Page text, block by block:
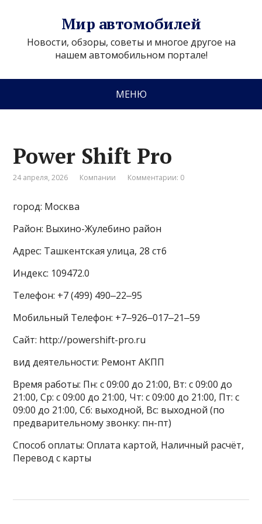
Мир автомобилей
Новости, обзоры, советы и многое другое на
нашем автомобильном портале!
МЕНЮ
Power Shift Pro
24 апреля, 2026 Компании Комментарии: 0
город: Москва
Район: Выхино-Жулебино район
Адрес: Ташкентская улица, 28 ст6
Индекс: 109472.0
Телефон: +7 (499) 490‒22‒95
Мобильный Телефон: +7‒926‒017‒21‒59
Сайт: http://powershift-pro.ru
вид деятельности: Ремонт АКПП
Время работы: Пн: с 09:00 до 21:00, Вт: с 09:00 до
21:00, Ср: с 09:00 до 21:00, Чт: с 09:00 до 21:00, Пт: с
09:00 до 21:00, Сб: выходной, Вс: выходной (по
предварительному звонку: пн-пт)
Способ оплаты: Оплата картой, Наличный расчёт,
Перевод с карты